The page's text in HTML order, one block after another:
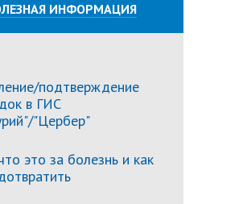
ИНФОРМАЦИЯ
подтверждение
в ГИС
"Цербер"
это за болезнь и как